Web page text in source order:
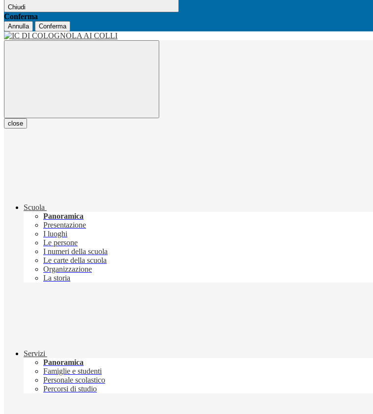
Chiudi
Conferma
Annulla Conferma
close
Scuola
Panoramica
Presentazione
I luoghi
Le persone
I numeri della scuola
Le carte della scuola
Organizzazione
La storia
Servizi
Panoramica
Famiglie e studenti
Personale scolastico
Percorsi di studio